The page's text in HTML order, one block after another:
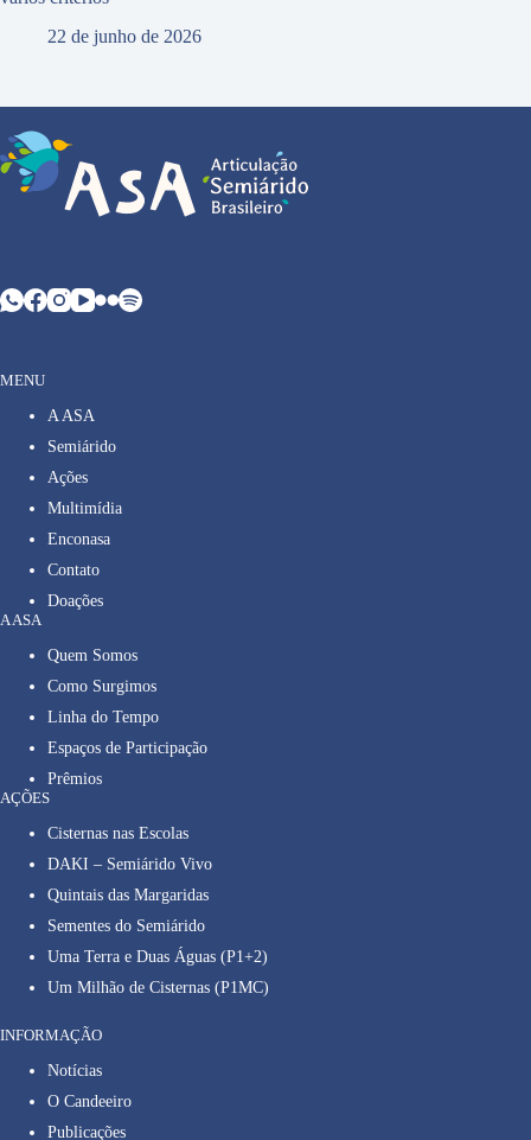
22 de junho de 2026
MENU
A ASA
Semiárido
Ações
Multimídia
Enconasa
Contato
Doações
A ASA
Quem Somos
Como Surgimos
Linha do Tempo
Espaços de Participação
Prêmios
AÇÕES
Cisternas nas Escolas
DAKI – Semiárido Vivo
Quintais das Margaridas
Sementes do Semiárido
Uma Terra e Duas Águas (P1+2)
Um Milhão de Cisternas (P1MC)
INFORMAÇÃO
Notícias
O Candeeiro
Publicações